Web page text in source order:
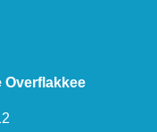
Overflakkee